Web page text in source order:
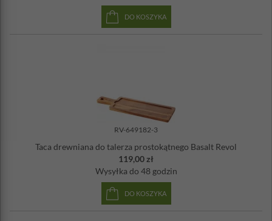
DO KOSZYKA
RV-649182-3
Taca drewniana do talerza prostokątnego Basalt Revol
119,00 zł
Wysyłka do 48 godzin
DO KOSZYKA